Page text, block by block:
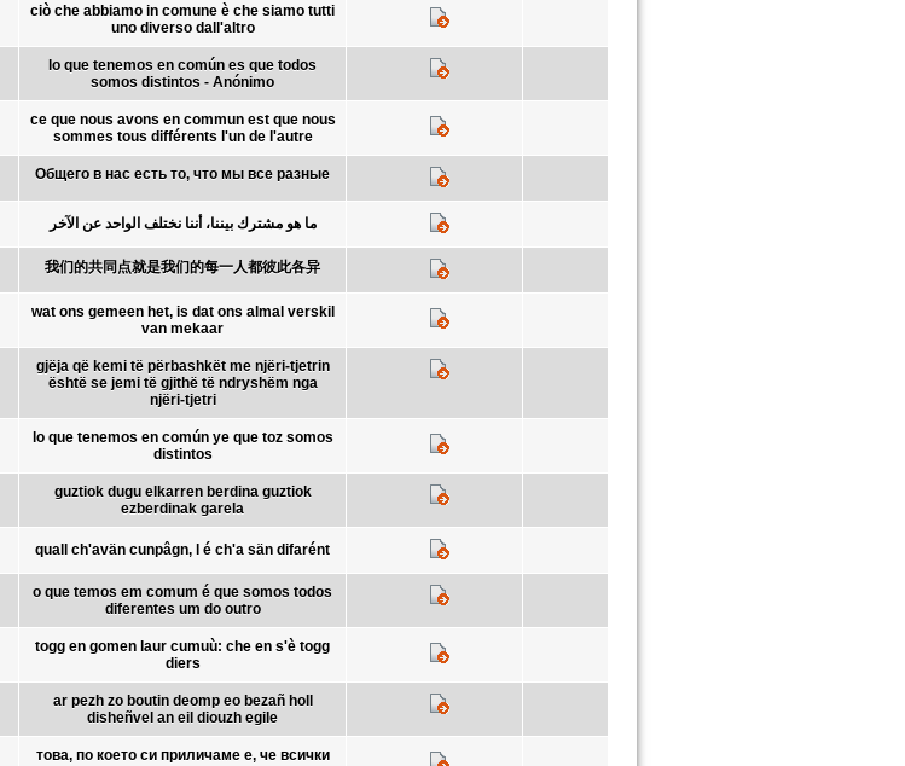
ciò che abbiamo in comune è che siamo tutti
uno diverso dall'altro
lo que tenemos en común es que todos
somos distintos - Anónimo
ce que nous avons en commun est que nous
sommes tous différents l'un de l'autre
Общего в нас есть то, что мы все разные
ما هو مشترك بيننا، أننا نختلف الواحد عن الآخر
我们的共同点就是我们的每一人都彼此各异
wat ons gemeen het, is dat ons almal verskil
van mekaar
gjëja që kemi të përbashkët me njëri-tjetrin
është se jemi të gjithë të ndryshëm nga
njëri-tjetri
lo que tenemos en común ye que toz somos
distintos
guztiok dugu elkarren berdina guztiok
ezberdinak garela
quall ch'avän cunpâgn, l é ch'a sän difarént
o que temos em comum é que somos todos
diferentes um do outro
togg en gomen laur cumuù: che en s'è togg
diers
ar pezh zo boutin deomp eo bezañ holl
disheñvel an eil diouzh egile
това, по което си приличаме е, че всички